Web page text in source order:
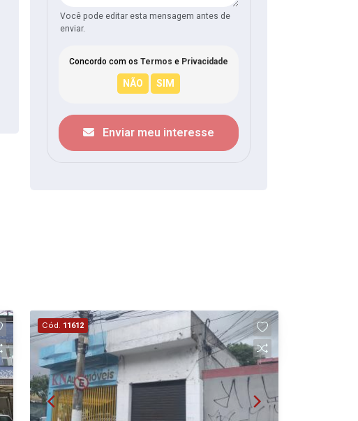
Você pode editar esta mensagem antes de
enviar.
Concordo com os Termos e Privacidade
Enviar meu interesse
Cód. 11612